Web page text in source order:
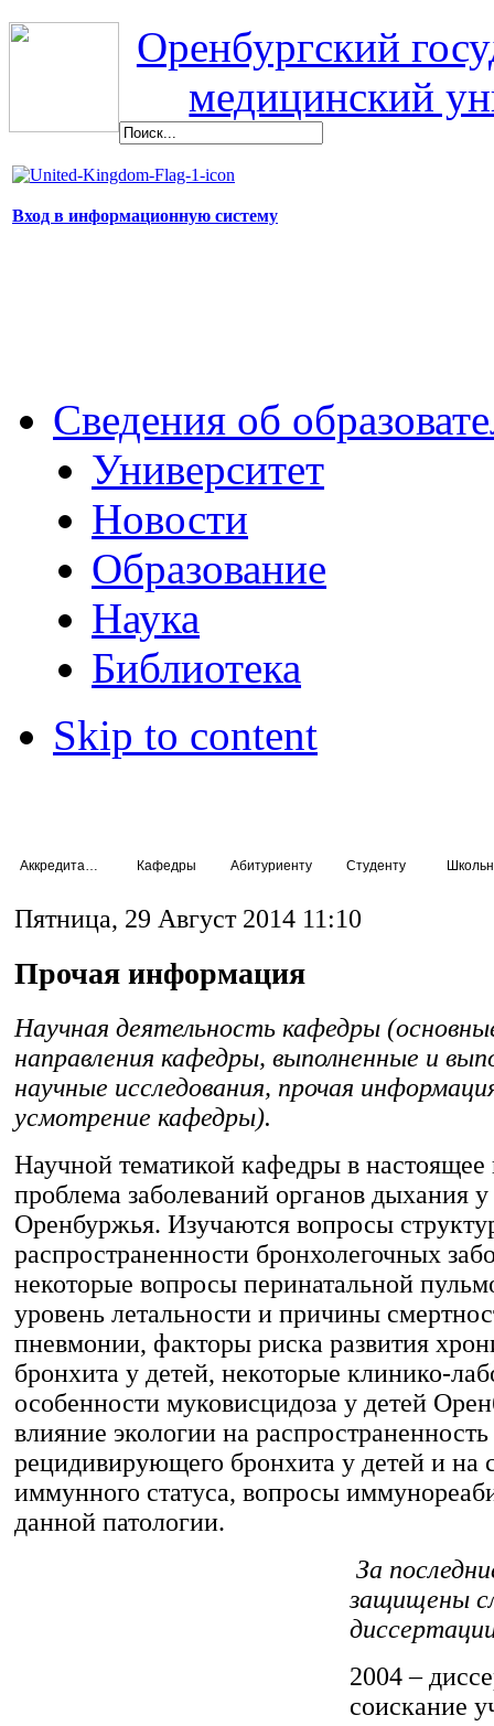
Оренбургский
медицинский
Вход в информационную систему
Сведения об
Университет
Новости
Образование
Наука
Библиотека
Skip to content
Кафедры Абитуриенту Студенту
Пятница, 29 Август 2014 11:10
Прочая информация
Научная деятельность кафедры
направления кафедры, выполненные и
научные исследования, прочая
усмотрение кафедры).
Научной тематикой кафедры в настоящее
проблема заболеваний органов дыхания у
Оренбуржья. Изучаются вопросы
распространенности бронхолегочных
некоторые вопросы перинатальной
уровень летальности и причины
пневмонии, факторы риска развития
бронхита у детей, некоторые клинико-
особенности муковисцидоза у детей
влияние экологии на распространенность
рецидивирующего бронхита у детей и на
иммунного статуса, вопросы
данной патологии.
За
защищены
2004 –
соискание